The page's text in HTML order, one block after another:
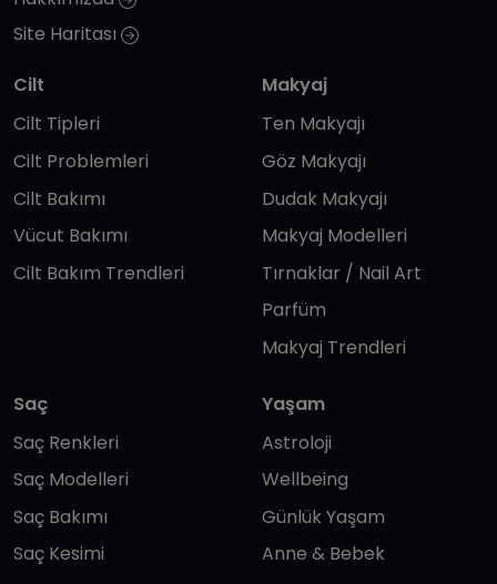
Site Haritası
Cilt
Cilt Tipleri
Cilt Problemleri
Cilt Bakımı
Vücut Bakımı
Cilt Bakım Trendleri
Makyaj
Ten Makyajı
Göz Makyajı
Dudak Makyajı
Makyaj Modelleri
Tırnaklar / Nail Art
Parfüm
Makyaj Trendleri
Saç
Saç Renkleri
Saç Modelleri
Saç Bakımı
Saç Kesimi
Yaşam
Astroloji
Wellbeing
Günlük Yaşam
Anne & Bebek